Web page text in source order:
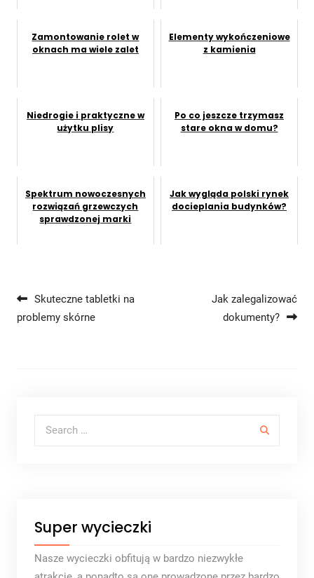
Zamontowanie rolet w
oknach ma wiele zalet
Elementy wykończeniowe
z kamienia
Niedrogie i praktyczne w
użytku plisy
Po co jeszcze trzymasz
stare okna w domu?
Spektrum nowoczesnych
rozwiązań grzewczych
sprawdzonej marki
Jak wygląda polski rynek
docieplania budynków?
Nawigacja wpisu
Skuteczne tabletki na
problemy skórne
Jak zalegalizować
dokumenty?
Super wycieczki
Nasze wycieczki obfitują w bardzo niezwykłe